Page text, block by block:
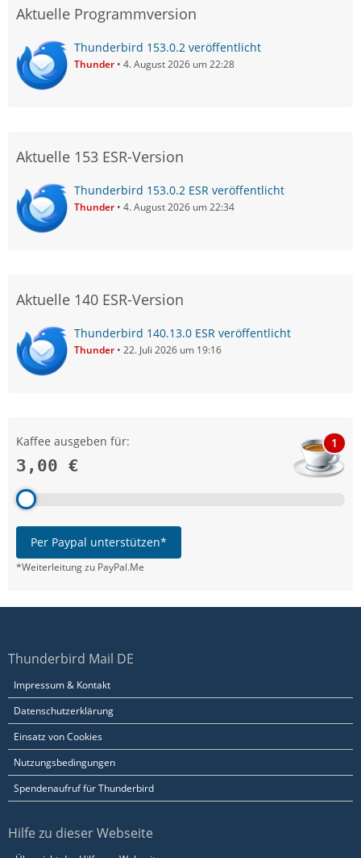
Aktuelle Programmversion
Thunderbird 153.0.2 veröffentlicht
Thunder 4. August 2026 um 22:28
Aktuelle 153 ESR-Version
Thunderbird 153.0.2 ESR veröffentlicht
Thunder 4. August 2026 um 22:34
Aktuelle 140 ESR-Version
Thunderbird 140.13.0 ESR veröffentlicht
Thunder 22. Juli 2026 um 19:16
Kaffee ausgeben für:
3,00 €
1
Per Paypal unterstützen*
*Weiterleitung zu PayPal.Me
Thunderbird Mail DE
Impressum & Kontakt
Datenschutzerklärung
Einsatz von Cookies
Nutzungsbedingungen
Spendenaufruf für Thunderbird
Hilfe zu dieser Webseite